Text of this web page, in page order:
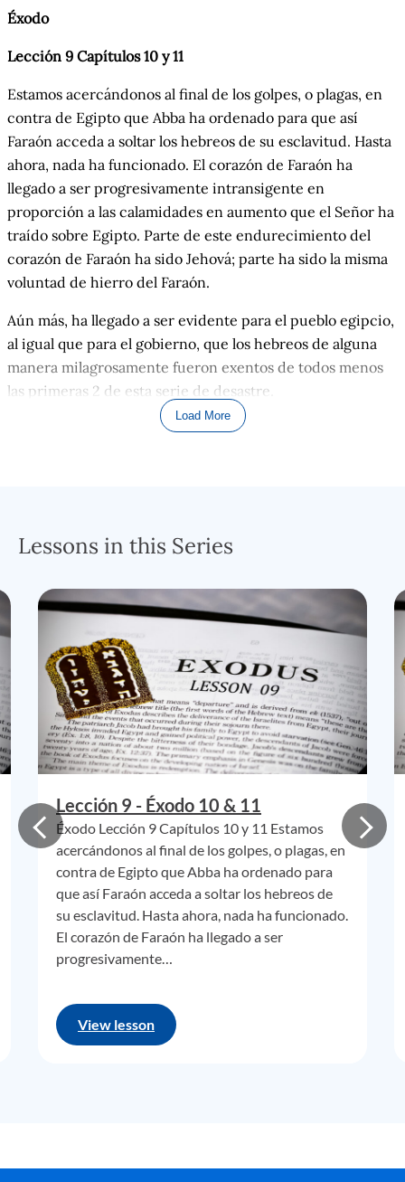
Éxodo
Lección 9 Capítulos 10 y 11
Estamos acercándonos al final de los golpes, o plagas, en
contra de Egipto que Abba ha ordenado para que así
Faraón acceda a soltar los hebreos de su esclavitud. Hasta
ahora, nada ha funcionado. El corazón de Faraón ha
llegado a ser progresivamente intransigente en
proporción a las calamidades en aumento que el Señor ha
traído sobre Egipto. Parte de este endurecimiento del
corazón de Faraón ha sido Jehová; parte ha sido la misma
voluntad de hierro del Faraón.
Aún más, ha llegado a ser evidente para el pueblo egipcio,
al igual que para el gobierno, que los hebreos de alguna
manera milagrosamente fueron exentos de todos menos
las primeras 2 de esta serie de desastre.
algo antiguo que solo lo pudiésemos ver en naciones
subdesarrolladas. Si el Señor estuviese haciendo esto en
veloces…. lasmismas tuviesen una atracción o causa más
moderna y tecnológica: bombas
nucleares, armas
biológicas, nuestra red eléctrica fallando, chip de
computadoras siendo neutralizados, extraterrestres
atacando desde el espacio, etc. Pero, si nosotros
pensamos acerca de cada uno de estos golpes que
estamos leyendo en Éxodo, los mismos serían tan
devastador hoy en día en cualquier lugar del mundo como
lo fue 3000 años atrás en Egipto.
Imagínate si nuestra agua potable llegase a estar
contaminada a una escala universal; ¿pudiéramos usar
filtrado para resolverlo? Probablemente, pero sería un
gran gasto y solo las naciones más ricas pudieran
inicialmente tenerlo más disponible: cientos de millones
Mira lo que una simple tormenta (
Nueva Orleans y las áreas cercanas, y como afectó a
Load More
Lessons in this Series
Lección 9 - Éxodo 10 & 11
Éxodo Lección 9 Capítulos 10 y 11 Estamos
acercándonos al final de los golpes, o plagas, en
contra de Egipto que Abba ha ordenado para
que así Faraón acceda a soltar los hebreos de
su esclavitud. Hasta ahora, nada ha funcionado.
El corazón de Faraón ha llegado a ser
progresivamente…
View lesson